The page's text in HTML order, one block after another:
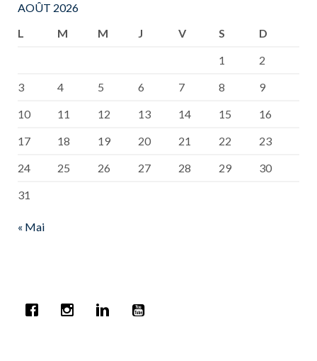
AOÛT 2026
L
M M J V S
D
1
2
3
4 5 6 7 8
9
10
11 12 13 14 15
16
17
18 19 20 21 22
23
24
25 26 27 28 29
30
31
« Mai